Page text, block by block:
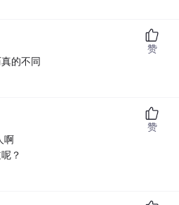
的不同
赞
啊
？
赞